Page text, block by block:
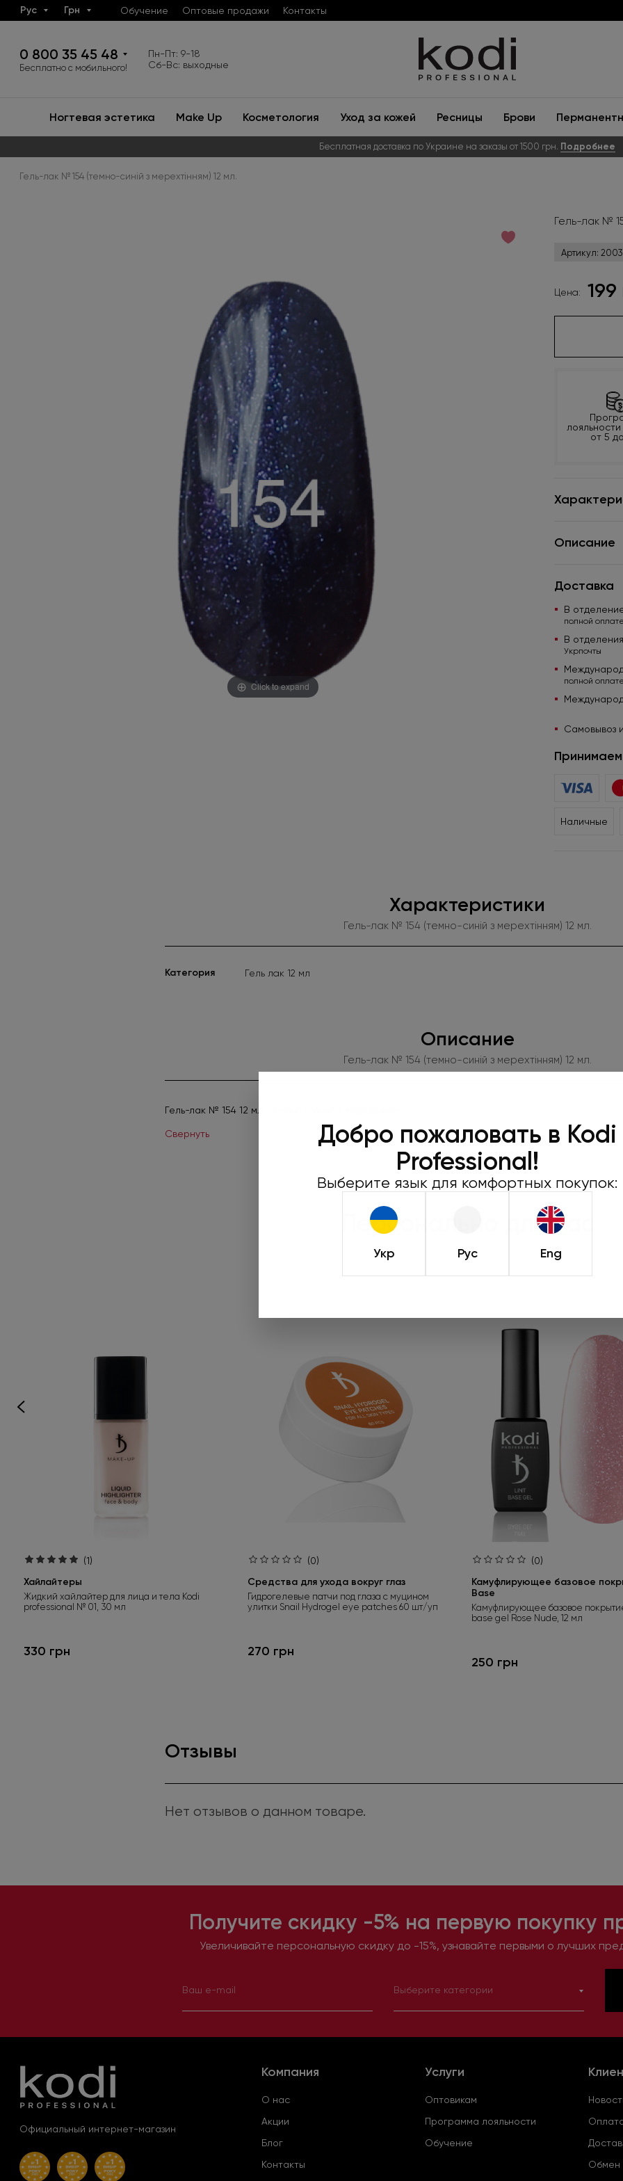
Добро пожаловать в Kodi
Professional!
Выберите язык для комфортных покупок:
Укр Рус Eng
Рус Грн Обучение Оптовые продажи Контакты
0 800 35 45 48
Бесплатно с мобильного!
Пн-Пт: 9-18
Сб-Вс: выходные
Ногтевая эстетика Make Up Косметология Уход за кожей Ресницы Брови
Бесплатная доставка по Украине на заказы от 1500 грн. Подробнее
Гель-лак № 154 (темно-синій з мерехтінням) 12 мл.
Click to expand
Гель-лак №
Артикул:
Цена: 199
от 5
Описание
Доставка
В
полной
В
Укрпочты
полной
Самовывоз
Наличные
Характеристики
Гель-лак № 154 (темно-синій з мерехтінням) 12 мл.
Категория Гель лак 12 мл
Описание
Гель-лак № 154 (темно-синій з мерехтінням) 12 мл.
Гель-лак № 154 12 мл - темно-синий с мерцанием.
Свернуть
Персонально для вас
(1)
Хайлайтеры
Жидкий хайлайтер для лица и тела Kodi
professional № 01, 30 мл
330 грн
(0)
Средства для ухода вокруг глаз
Гидрогелевые патчи под глаза с муцином
улитки Snail Hydrogel eye patches 60 шт/уп
270 грн
(0)
Камуфлирующее базовое
Base
Камуфлирующее базовое
base gel Rose Nude, 12 мл
250 грн
Отзывы
Нет отзывов о данном товаре.
Получите скидку -5% на первую покупку
Увеличивайте персональную скидку до -15%, узнавайте первыми о лучших
Выберите категории
Официальный интернет-магазин
Компания
О нас
Акции
Блог
Контакты
Услуги
Оптовикам
Программа лояльности
Обучение
Обмен
450 грн и
Не забудьте нажать
при оформлении
действует только